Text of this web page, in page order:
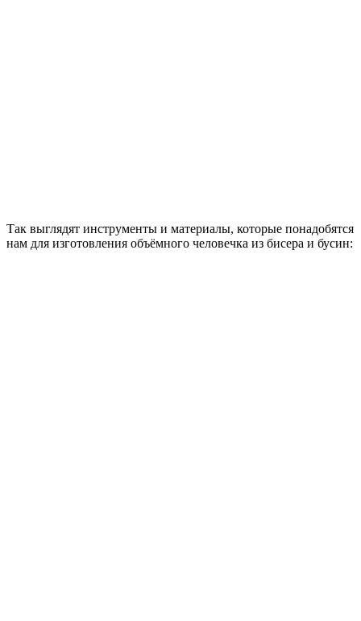
Так выглядят инструменты и материалы, которые понадобятся
нам для изготовления объёмного человечка из бисера и бусин: